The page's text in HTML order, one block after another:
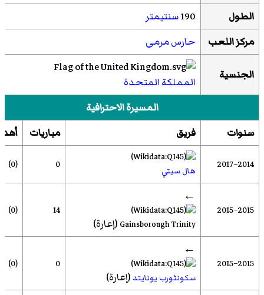
الطول
190سنتيمتر
مركز اللعب
حارس مرمى
الجنسية
المملكة المتحدة
المسيرة الاحترافية
سنوات
فريق مباريات
2014–2017
هال سيتي
0
(0)
2015–2015
←
Gainsborough Trinity (إعارة)
14
(0)
2015–2015
←
سكونثورب يونايتد(إعارة)
0
(0)